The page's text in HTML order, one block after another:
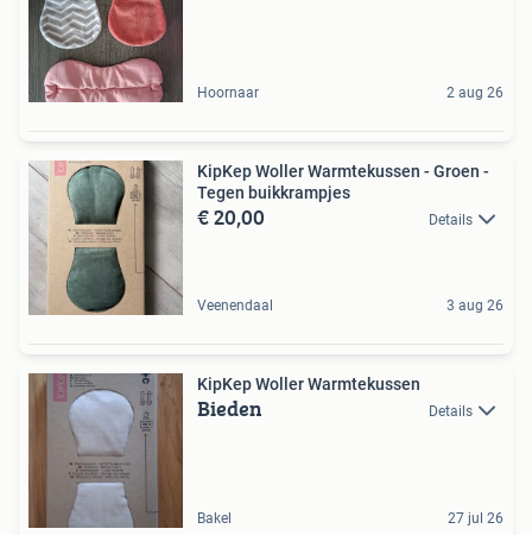
Hoornaar 2 aug 26
KipKep Woller Warmtekussen - Groen -
Tegen buikkrampjes
€ 20,00 Details
Veenendaal 3 aug 26
KipKep Woller Warmtekussen
Bieden Details
Bakel 27 jul 26